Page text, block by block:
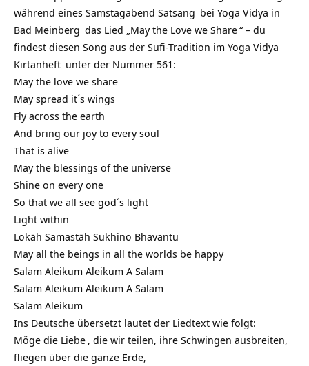
während eines Samstagabend Satsang bei Yoga Vidya in
Bad Meinberg das Lied „ May the Love we Share“ – du
findest diesen Song aus der Sufi-Tradition im Yoga Vidya
Kirtanheft unter der Nummer 561:
May the love we share
May spread it´s wings
Fly across the earth
And bring our joy to every soul
That is alive
May the blessings of the universe
Shine on every one
So that we all see god´s light
Light within
Lokāh Samastāh Sukhino Bhavantu
May all the beings in all the worlds be happy
Salam Aleikum Aleikum A Salam
Salam Aleikum Aleikum A Salam
Salam Aleikum
Ins Deutsche übersetzt lautet der Liedtext wie folgt:
Möge die Liebe , die wir teilen, ihre Schwingen ausbreiten,
fliegen über die ganze Erde,